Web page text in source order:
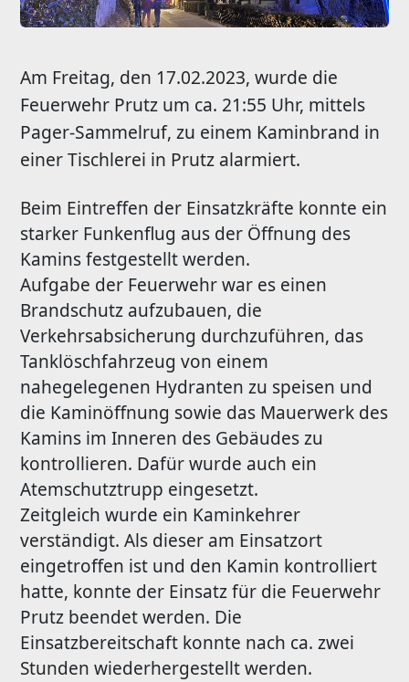
Am Freitag, den 17.02.2023, wurde die
Feuerwehr Prutz um ca. 21:55 Uhr, mittels
Pager-Sammelruf, zu einem Kaminbrand in
einer Tischlerei in Prutz alarmiert.
Beim Eintreffen der Einsatzkräfte konnte ein
starker Funkenflug aus der Öffnung des
Kamins festgestellt werden.
Aufgabe der Feuerwehr war es einen
Brandschutz aufzubauen, die
Verkehrsabsicherung durchzuführen, das
Tanklöschfahrzeug von einem
nahegelegenen Hydranten zu speisen und
die Kaminöffnung sowie das Mauerwerk des
Kamins im Inneren des Gebäudes zu
kontrollieren. Dafür wurde auch ein
Atemschutztrupp eingesetzt.
Zeitgleich wurde ein Kaminkehrer
verständigt. Als dieser am Einsatzort
eingetroffen ist und den Kamin kontrolliert
hatte, konnte der Einsatz für die Feuerwehr
Prutz beendet werden. Die
Einsatzbereitschaft konnte nach ca. zwei
Stunden wiederhergestellt werden.